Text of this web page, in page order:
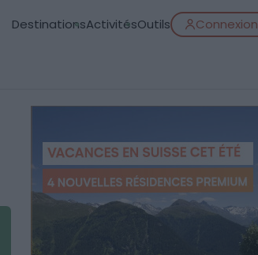
DestinationsActivitésOutils Connexion